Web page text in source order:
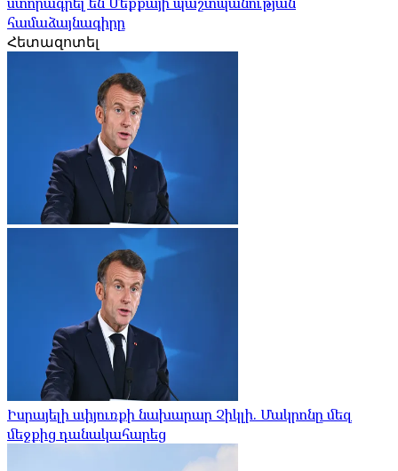
համաձայնագիրը
Հետազոտել
Իսրայելի սփյուռքի նախարար Չիկլի. Մակրոնը մեզ
մեջքից դանակահարեց